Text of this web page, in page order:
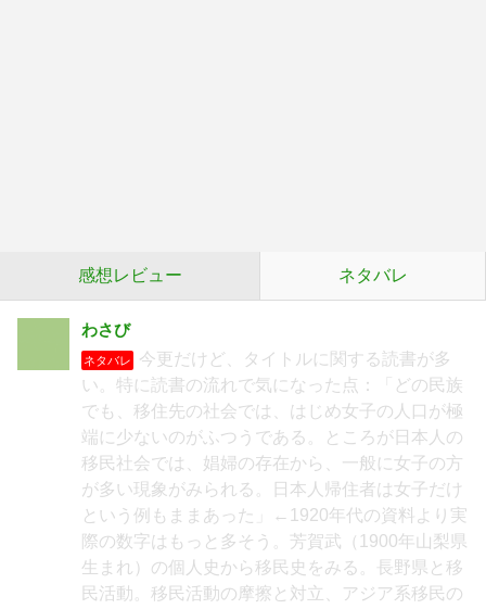
感想レビュー ネタバレ
わさび
ネタバレ
今更だけど、タイトルに関する読書が多
い。特に読書の流れで気になった点：「どの民族
でも、移住先の社会では、はじめ女子の人口が極
端に少ないのがふつうである。ところが日本人の
移民社会では、娼婦の存在から、一般に女子の方
が多い現象がみられる。日本人帰住者は女子だけ
という例もままあった」←1920年代の資料より実
際の数字はもっと多そう。芳賀武（1900年山梨県
生まれ）の個人史から移民史をみる。長野県と移
民活動。移民活動の摩擦と対立、アジア系移民の